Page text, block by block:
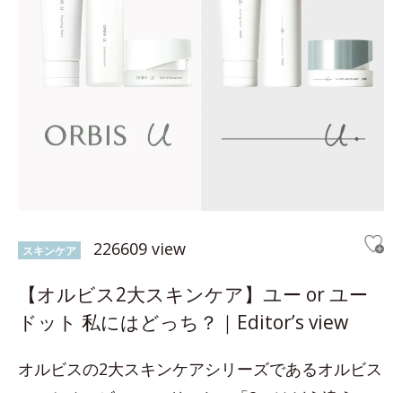
スキンケア 226609 view
【オルビス2大スキンケア】ユー or ユー
ドット 私にはどっち？｜Editor’s view
オルビスの2大スキンケアシリーズであるオルビス